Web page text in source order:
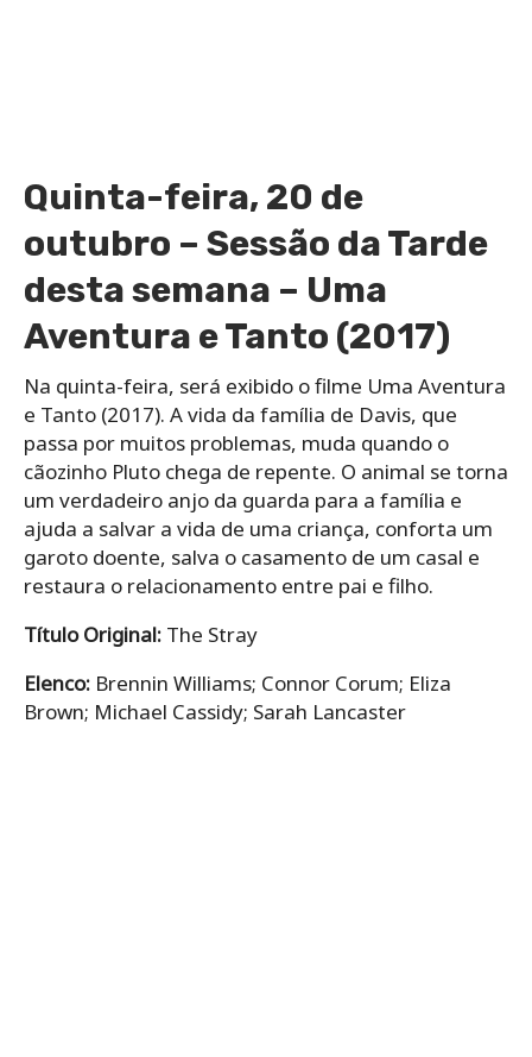
Quinta-feira, 20 de
outubro – Sessão da Tarde
desta semana – Uma
Aventura e Tanto (2017)
Na quinta-feira, será exibido o filme Uma Aventura
e Tanto (2017). A vida da família de Davis, que
passa por muitos problemas, muda quando o
cãozinho Pluto chega de repente. O animal se torna
um verdadeiro anjo da guarda para a família e
ajuda a salvar a vida de uma criança, conforta um
garoto doente, salva o casamento de um casal e
restaura o relacionamento entre pai e filho.
Título Original: The Stray
Elenco: Brennin Williams; Connor Corum; Eliza
Brown; Michael Cassidy; Sarah Lancaster